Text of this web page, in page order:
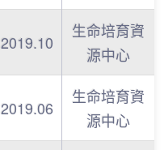
2019.10
生命培育資
源中心
2019.06
生命培育資
源中心